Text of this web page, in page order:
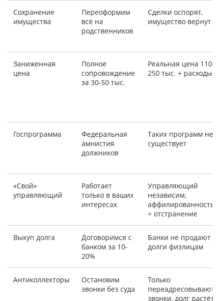
Сохранение
имущества
Переоформим
всё на
родственников
Сделки оспорят,
имущество вернут
Заниженная
цена
Полное
сопровождение
за 30-50 тыс.
Реальная цена 110-
250 тыс. + расходы
Госпрограмма
Федеральная
амнистия
должников
Таких программ не
существует
«Свой»
управляющий
Работает
только в ваших
интересах
Управляющий
независим,
аффилированность
= отстранение
Выкуп долга
Договоримся с
банком за 10-
20%
Банки не продают
долги физлицам
Антиколлекторы
Остановим
звонки без суда
Только
переадресовывают
звонки, долг растёт